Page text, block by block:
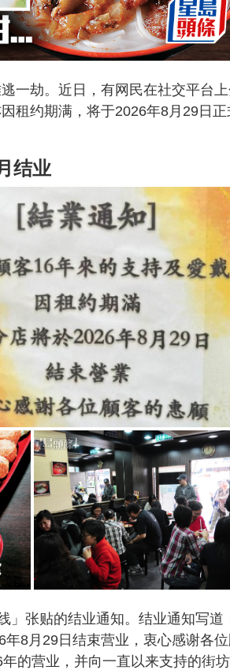
一劫。近日，有网民在社交平台
租约期满，将于2026年8月29日正
结业
张贴的结业通知。结业通知写道
年8月29日结束营业，衷心感谢各
的营业，并向一直以来支持的街